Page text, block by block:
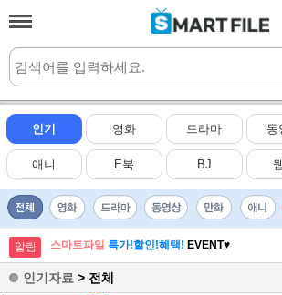
실시간HOT
인기 영화 드라마 동
애니 E북 BJ
알림 스마트파일 특가!할인!혜택! EVENT♥
인기자료 > 전체